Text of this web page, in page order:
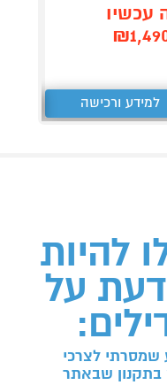
עכשיו
למידע ורכישה
להיות
על
לצרכי
בתקנון שבאתר